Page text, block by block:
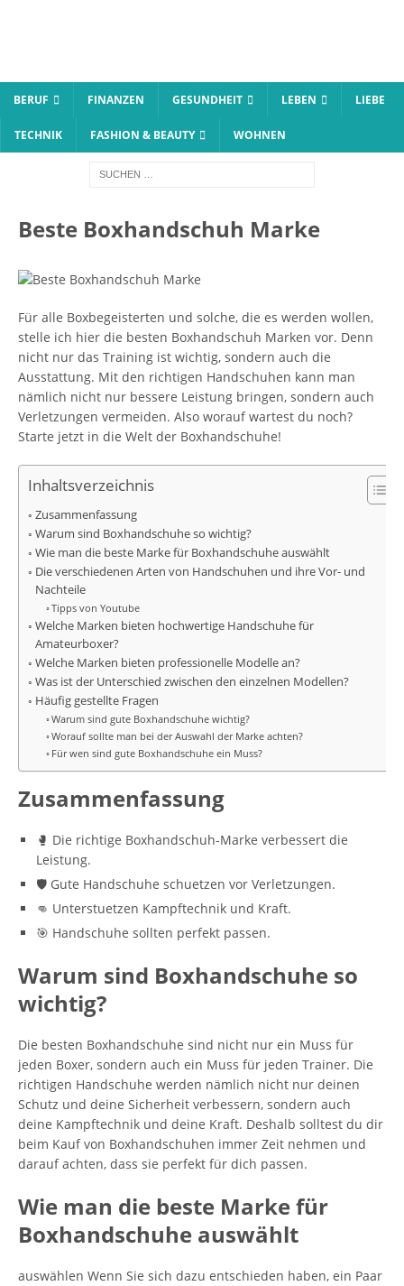
BERUF FINANZEN GESUNDHEIT LEBEN LIEBE
TECHNIK FASHION & BEAUTY WOHNEN
Beste Boxhandschuh Marke
Für alle Boxbegeisterten und solche, die es werden wollen,
stelle ich hier die besten Boxhandschuh Marken vor. Denn
nicht nur das Training ist wichtig, sondern auch die
Ausstattung. Mit den richtigen Handschuhen kann man
nämlich nicht nur bessere Leistung bringen, sondern auch
Verletzungen vermeiden. Also worauf wartest du noch?
Starte jetzt in die Welt der Boxhandschuhe!
Inhaltsverzeichnis
Zusammenfassung
Warum sind Boxhandschuhe so wichtig?
Wie man die beste Marke für Boxhandschuhe auswählt
Die verschiedenen Arten von Handschuhen und ihre Vor- und
Nachteile
Tipps von Youtube
Welche Marken bieten hochwertige Handschuhe für
Amateurboxer?
Welche Marken bieten professionelle Modelle an?
Was ist der Unterschied zwischen den einzelnen Modellen?
Häufig gestellte Fragen
Warum sind gute Boxhandschuhe wichtig?
Worauf sollte man bei der Auswahl der Marke achten?
Für wen sind gute Boxhandschuhe ein Muss?
Zusammenfassung
🥊 Die richtige Boxhandschuh-Marke verbessert die
Leistung.
🛡️ Gute Handschuhe schuetzen vor Verletzungen.
👊 Unterstuetzen Kampftechnik und Kraft.
🎯 Handschuhe sollten perfekt passen.
Warum sind Boxhandschuhe so
wichtig?
Die besten Boxhandschuhe sind nicht nur ein Muss für
jeden Boxer, sondern auch ein Muss für jeden Trainer. Die
richtigen Handschuhe werden nämlich nicht nur deinen
Schutz und deine Sicherheit verbessern, sondern auch
deine Kampftechnik und deine Kraft. Deshalb solltest du dir
beim Kauf von Boxhandschuhen immer Zeit nehmen und
darauf achten, dass sie perfekt für dich passen.
Wie man die beste Marke für
Boxhandschuhe auswählt
auswählen Wenn Sie sich dazu entschieden haben, ein Paar